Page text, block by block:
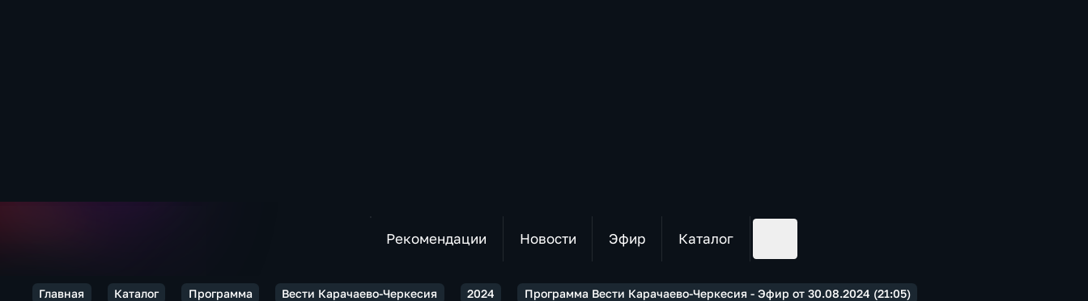
Рекомендации Новости Эфир Каталог
Главная Каталог Программа Вести Карачаево-Черкесия 2024 Программа Вести Карачаево-Черкесия - Эфир от 30.08.2024 (21:05)